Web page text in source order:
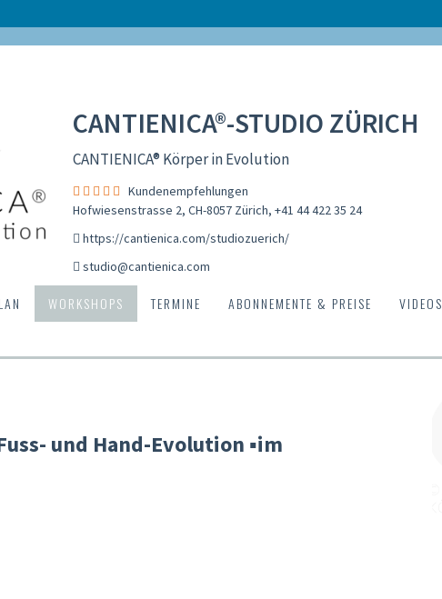
CANTIENICA®-STUDIO ZÜRICH
CANTIENICA® Körper in Evolution
Kundenempfehlungen
Hofwiesenstrasse 2, CH-8057 Zürich, +41 44 422 35 24
https://cantienica.com/studiozuerich/
studio@cantienica.com
WORKSHOPS TERMINE ABONNEMENTE & PREISE VIDEOS
und Hand-Evolution ▪️im